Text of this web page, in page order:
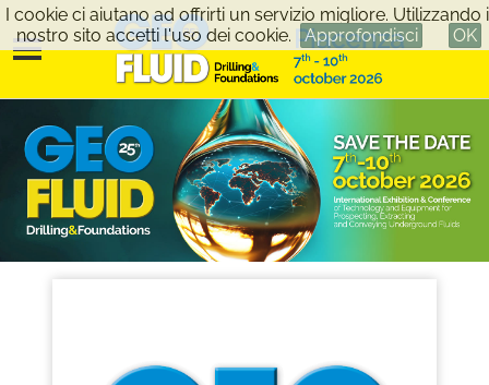
I cookie ci aiutano ad offrirti un servizio migliore. Utilizzando
nostro sito accetti l'uso dei cookie.
Approfondisci OK